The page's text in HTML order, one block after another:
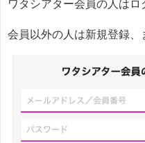
ワタシアター会員の人はロ
会員以外の人は新規登録、